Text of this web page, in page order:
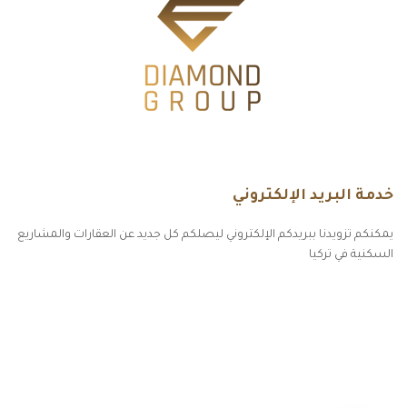
خدمة البريد الإلكتروني
يمكنكم تزويدنا ببريدكم الإلكتروني ليصلكم كل جديد عن العقارات والمشاريع
السكنية في تركيا